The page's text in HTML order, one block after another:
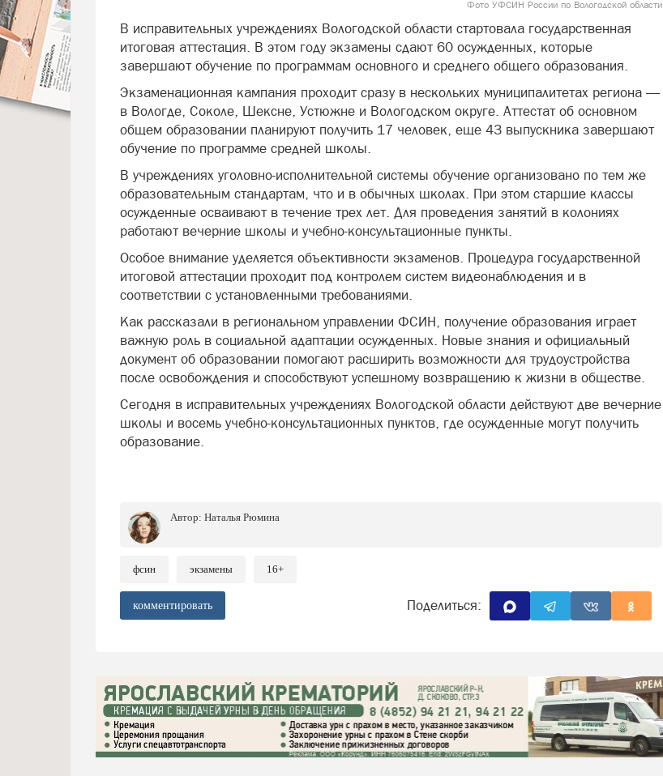
Фото УФСИН России по Вологодской области
В исправительных учреждениях Вологодской области стартовала государственная
итоговая аттестация. В этом году экзамены сдают 60 осужденных, которые
завершают обучение по программам основного и среднего общего образования.
Экзаменационная кампания проходит сразу в нескольких муниципалитетах региона —
в Вологде, Соколе, Шексне, Устюжне и Вологодском округе. Аттестат об основном
общем образовании планируют получить 17 человек, еще 43 выпускника завершают
обучение по программе средней школы.
В учреждениях уголовно-исполнительной системы обучение организовано по тем же
образовательным стандартам, что и в обычных школах. При этом старшие классы
осужденные осваивают в течение трех лет. Для проведения занятий в колониях
работают вечерние школы и учебно-консультационные пункты.
Особое внимание уделяется объективности экзаменов. Процедура государственной
итоговой аттестации проходит под контролем систем видеонаблюдения и в
соответствии с установленными требованиями.
Как рассказали в региональном управлении ФСИН, получение образования играет
важную роль в социальной адаптации осужденных. Новые знания и официальный
документ об образовании помогают расширить возможности для трудоустройства
после освобождения и способствуют успешному возвращению к жизни в обществе.
Сегодня в исправительных учреждениях Вологодской области действуют две вечерние
школы и восемь учебно-консультационных пунктов, где осужденные могут получить
образование.
Автор: Наталья Рюмина
фсин экзамены 16+
комментировать Поделиться: